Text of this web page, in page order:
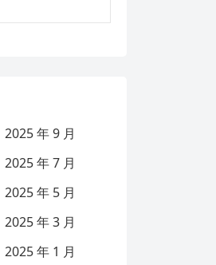
2025 年 9 月
2025 年 7 月
2025 年 5 月
2025 年 3 月
2025 年 1 月